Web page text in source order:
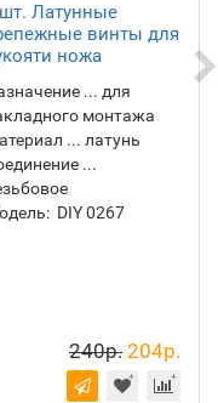
Латунные
винты для
ножа
... для
монтажа
... латунь
...
DIY 0267
240р. 204р.